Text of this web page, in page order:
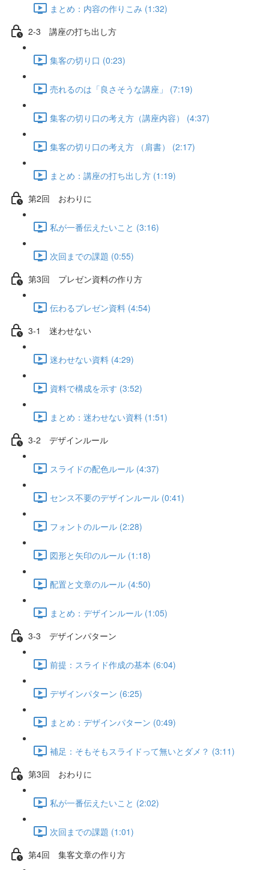
まとめ：内容の作りこみ (1:32)
2-3 講座の打ち出し方
集客の切り口 (0:23)
売れるのは「良さそうな講座」 (7:19)
集客の切り口の考え方（講座内容） (4:37)
集客の切り口の考え方 （肩書） (2:17)
まとめ：講座の打ち出し方 (1:19)
第2回 おわりに
私が一番伝えたいこと (3:16)
次回までの課題 (0:55)
第3回 プレゼン資料の作り方
伝わるプレゼン資料 (4:54)
3-1 迷わせない
迷わせない資料 (4:29)
資料で構成を示す (3:52)
まとめ：迷わせない資料 (1:51)
3-2 デザインルール
スライドの配色ルール (4:37)
センス不要のデザインルール (0:41)
フォントのルール (2:28)
図形と矢印のルール (1:18)
配置と文章のルール (4:50)
まとめ：デザインルール (1:05)
3-3 デザインパターン
前提：スライド作成の基本 (6:04)
デザインパターン (6:25)
まとめ：デザインパターン (0:49)
補足：そもそもスライドって無いとダメ？ (3:11)
第3回 おわりに
私が一番伝えたいこと (2:02)
次回までの課題 (1:01)
第4回 集客文章の作り方